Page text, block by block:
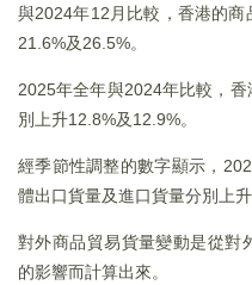
與2024年12月比較，香港的
21.6%及26.5%。
2025年全年與2024年比較，
別上升12.8%及12.9%。
經季節性調整的數字顯示，
體出口貨量及進口貨量分別上升
對外商品貿易貨量變動是從對
的影響而計算出來。